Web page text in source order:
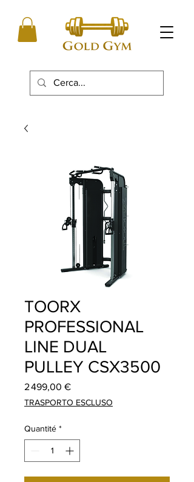
TOORX
PROFESSIONAL
LINE DUAL
PULLEY CSX3500
2 499,00 €Prix
TRASPORTO ESCLUSO
Quantité *